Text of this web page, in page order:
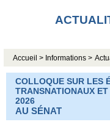
Accueil > Informations >
COLLOQUE SUR LES
TRANSNATIONAUX
2026
AU SÉNAT